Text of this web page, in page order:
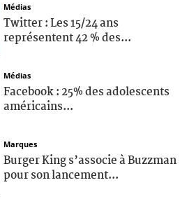
Médias
Twitter : Les 15/24 ans
représentent 42 % des...
Médias
Facebook : 25% des adolescents
américains...
Marques
Burger King s’associe à Buzzman
pour son lancement...